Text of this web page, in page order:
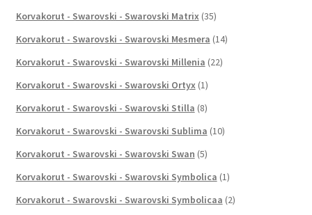
Korvakorut - Swarovski - Swarovski Matrix (35)
Korvakorut - Swarovski - Swarovski Mesmera (14)
Korvakorut - Swarovski - Swarovski Millenia (22)
Korvakorut - Swarovski - Swarovski Ortyx (1)
Korvakorut - Swarovski - Swarovski Stilla (8)
Korvakorut - Swarovski - Swarovski Sublima (10)
Korvakorut - Swarovski - Swarovski Swan (5)
Korvakorut - Swarovski - Swarovski Symbolica (1)
Korvakorut - Swarovski - Swarovski Symbolicaa (2)